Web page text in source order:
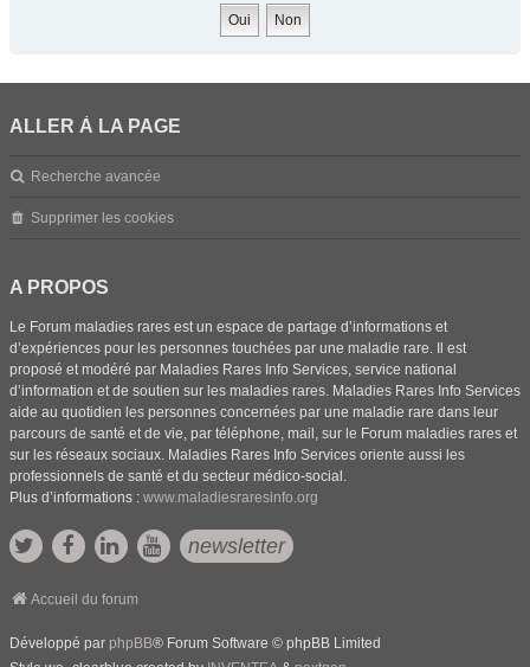
ALLER À LA PAGE
Recherche avancée
Supprimer les cookies
A PROPOS
Le Forum maladies rares est un espace de partage d’informations et
d’expériences pour les personnes touchées par une maladie rare. Il est
proposé et modéré par Maladies Rares Info Services, service national
d’information et de soutien sur les maladies rares. Maladies Rares Info Services
aide au quotidien les personnes concernées par une maladie rare dans leur
parcours de santé et de vie, par téléphone, mail, sur le Forum maladies rares et
sur les réseaux sociaux. Maladies Rares Info Services oriente aussi les
professionnels de santé et du secteur médico-social.
Plus d’informations : www.maladiesraresinfo.org
newsletter
Accueil du forum
Développé par phpBB® Forum Software © phpBB Limited